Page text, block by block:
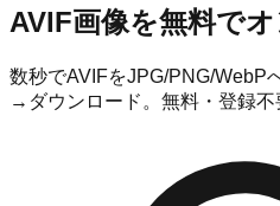
AVIF画像を無料で
数秒でAVIFをJPG/PNG/
→ダウンロード。無料・登録不